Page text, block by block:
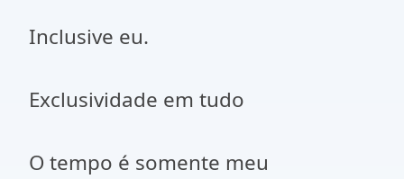
Inclusive eu.
Exclusividade em tudo
O tempo é somente meu